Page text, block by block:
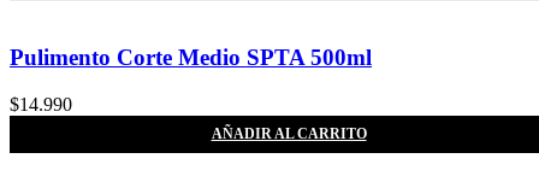
Pulimento Corte Medio SPTA 500ml
$14.990
AÑADIR AL CARRITO